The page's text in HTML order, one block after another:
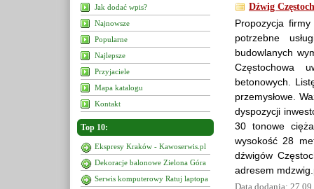
Jak dodać wpis?
Najnowsze
Popularne
Najlepsze
Przyjaciele
Mapa katalogu
Kontakt
Top 10:
Ekspresy Kraków - Kawoserwis.pl
Dekoracje balonowe Zielona Góra
Serwis komputerowy Ratuj laptopa
Dźwig
Propozycja
potrzebne
budowlanych
Częstochowa
betonowych.
przemysłowe.
dyspozycji
30 tonowe
wysokość 28
dźwigów
adresem
Data dodania: 27